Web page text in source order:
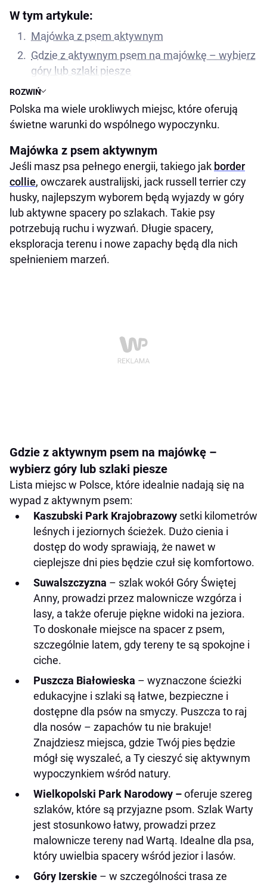
W tym artykule:
ROZWIŃ
Majówka z psem aktywnym
Gdzie z aktywnym psem na majówkę – wybierz
góry lub szlaki piesze
Psy spokojne i starsze – postaw na jeziora i lasy
Majówka z małym psem – miejskie spacery i
parki
Psy niezależne – wybierz odludne miejsca
Na co zwrócić uwagę, planując majówkę z
psem?
Polska ma wiele urokliwych miejsc, które oferują
świetne warunki do wspólnego wypoczynku.
Majówka z psem aktywnym
Jeśli masz psa pełnego energii, takiego jak border
collie, owczarek australijski, jack russell terrier czy
husky, najlepszym wyborem będą wyjazdy w góry
lub aktywne spacery po szlakach. Takie psy
potrzebują ruchu i wyzwań. Długie spacery,
eksploracja terenu i nowe zapachy będą dla nich
spełnieniem marzeń.
Gdzie z aktywnym psem na majówkę –
wybierz góry lub szlaki piesze
Lista miejsc w Polsce, które idealnie nadają się na
wypad z aktywnym psem:
Kaszubski Park Krajobrazowy setki kilometrów
leśnych i jeziornych ścieżek. Dużo cienia i
dostęp do wody sprawiają, że nawet w
cieplejsze dni pies będzie czuł się komfortowo.
Suwalszczyzna – szlak wokół Góry Świętej
Anny, prowadzi przez malownicze wzgórza i
lasy, a także oferuje piękne widoki na jeziora.
To doskonałe miejsce na spacer z psem,
szczególnie latem, gdy tereny te są spokojne i
ciche.
Puszcza Białowieska – wyznaczone ścieżki
edukacyjne i szlaki są łatwe, bezpieczne i
dostępne dla psów na smyczy. Puszcza to raj
dla nosów – zapachów tu nie brakuje!
Znajdziesz miejsca, gdzie Twój pies będzie
mógł się wyszaleć, a Ty cieszyć się aktywnym
wypoczynkiem wśród natury.
Wielkopolski Park Narodowy –oferuje szereg
szlaków, które są przyjazne psom. Szlak Warty
jest stosunkowo łatwy, prowadzi przez
malownicze tereny nad Wartą. Idealne dla psa,
który uwielbia spacery wśród jezior i lasów.
Góry Izerskie – w szczególności trasa ze